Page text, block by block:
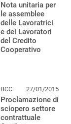
Nota unitaria per
le assemblee
delle Lavoratrici
e dei Lavoratori
del Credito
Cooperativo
BCC 27/01/2015
Proclamazione di
sciopero settore
contrattuale